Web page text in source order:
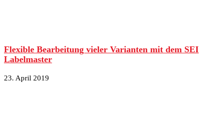
Flexible Bearbeitung vieler Varianten mit dem SEI
Labelmaster
23. April 2019